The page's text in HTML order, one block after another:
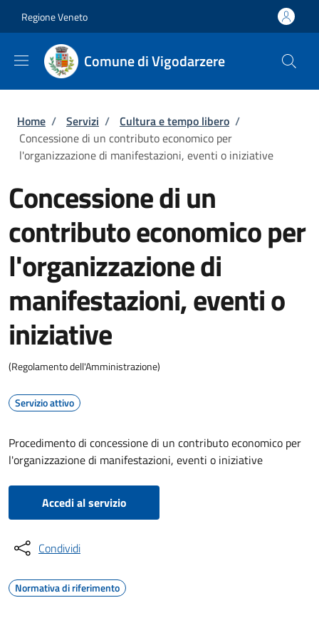
Regione Veneto
Comune di Vigodarzere
Briciole di pane
Home / Servizi / Cultura e tempo libero /
Concessione di un contributo economico per
l'organizzazione di manifestazioni, eventi o iniziative
Concessione di un
contributo economico per
l'organizzazione di
manifestazioni, eventi o
iniziative
(Regolamento dell'Amministrazione)
Servizio attivo
Procedimento di concessione di un contributo economico per
l'organizzazione di manifestazioni, eventi o iniziative
Accedi al servizio
Condividi
Normativa di riferimento